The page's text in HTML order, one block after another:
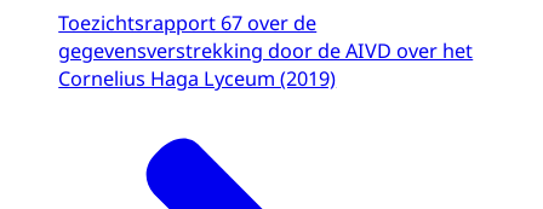
Toezichtsrapport 67 over de
gegevensverstrekking door de AIVD over het
Cornelius Haga Lyceum (2019)